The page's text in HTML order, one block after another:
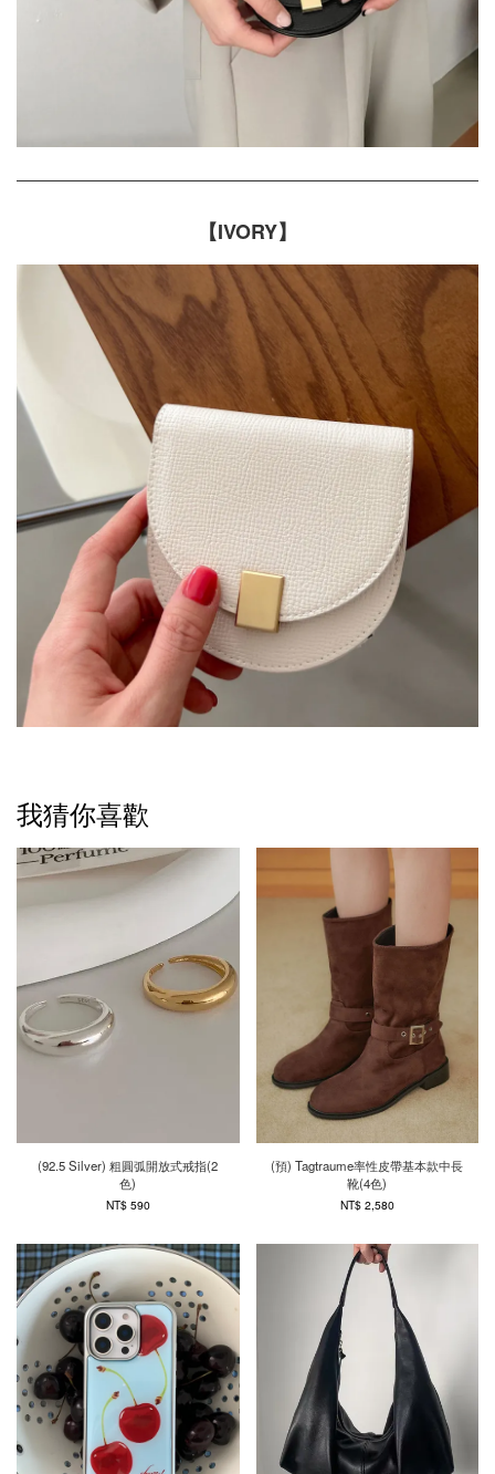
【IVORY】
我猜你喜歡
(92.5 Silver) 粗圓弧開放式戒指(2
色)
NT$ 590
(預) Tagtraume率性皮帶基本款中長
靴(4色)
NT$ 2,580